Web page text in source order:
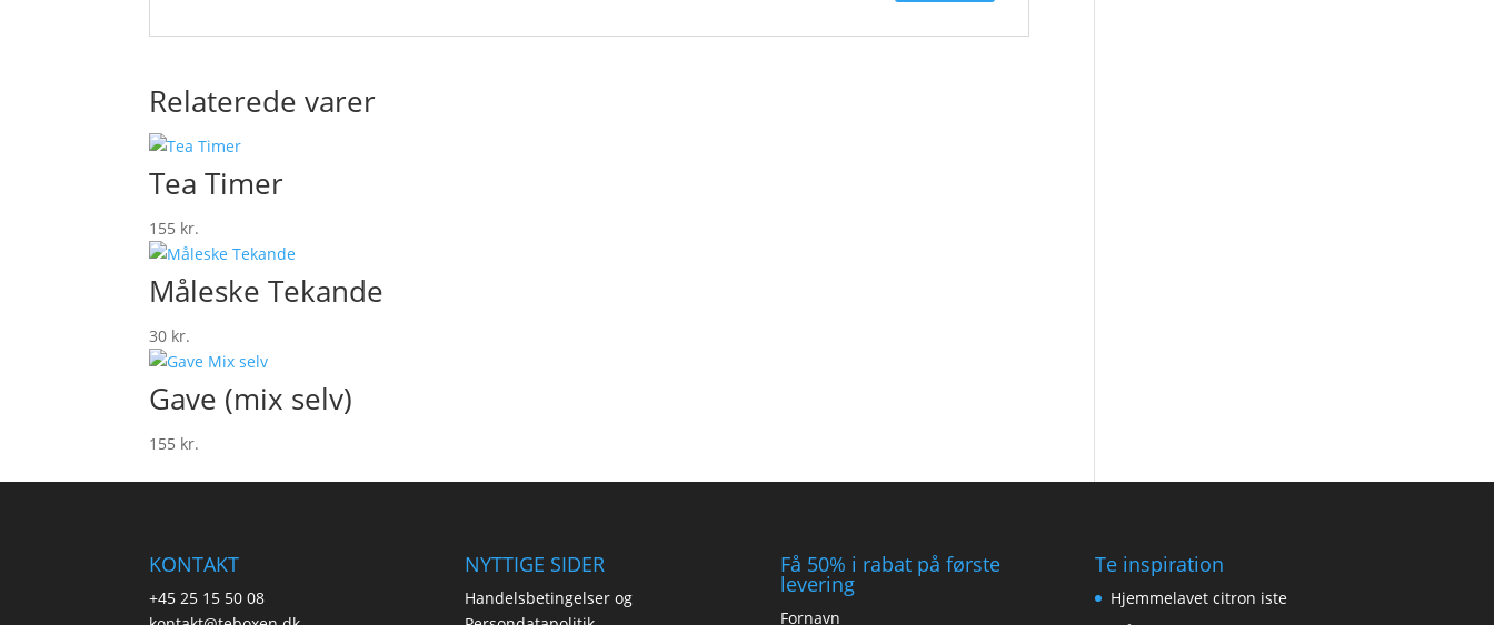
Relaterede varer
Tea Timer
155 kr.
Måleske Tekande
30 kr.
Gave (mix selv)
155 kr.
KONTAKT
+45 25 15 50 08
NYTTIGE SIDER
Handelsbetingelser og
Få 50% i rabat på første
levering
Fornavn
Te inspiration
Hjemmelavet citron iste